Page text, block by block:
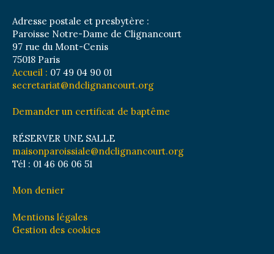
Adresse postale et presbytère :
Paroisse Notre-Dame de Clignancourt
97 rue du Mont-Cenis
75018 Paris
Accueil : 07 49 04 90 01
secretariat@ndclignancourt.org
Demander un certificat de baptême
RÉSERVER UNE SALLE
maisonparoissiale@ndclignancourt.org
Tél : 01 46 06 06 51
Mon denier
Mentions légales
Gestion des cookies